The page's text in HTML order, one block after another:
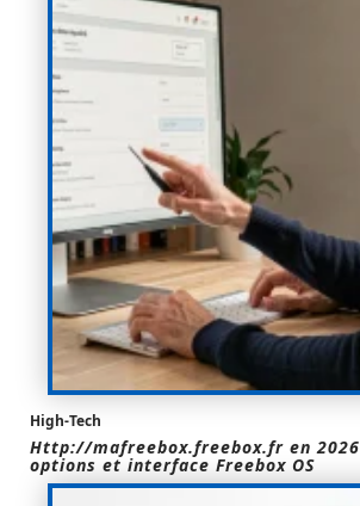
High-Tech
Http://mafreebox.freebox.fr en
options et interface Freebox OS